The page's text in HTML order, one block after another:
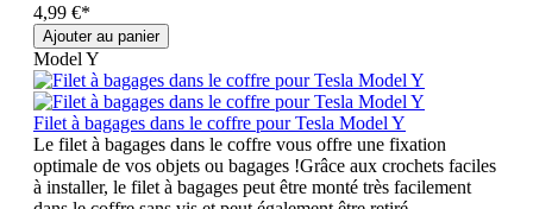
4,99 €*
Ajouter au panier
Model Y
Filet à bagages dans le coffre pour Tesla Model Y
Le filet à bagages dans le coffre vous offre une fixation
optimale de vos objets ou bagages !Grâce aux crochets faciles
à installer, le filet à bagages peut être monté très facilement